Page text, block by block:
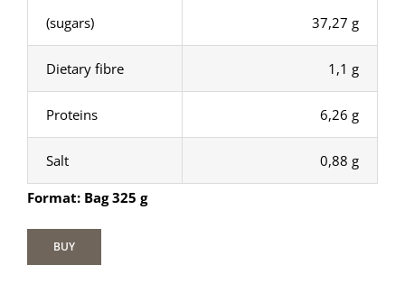
(sugars) 37,27 g
Dietary fibre 1,1 g
Proteins 6,26 g
Salt 0,88 g
Format: Bag 325 g
BUY